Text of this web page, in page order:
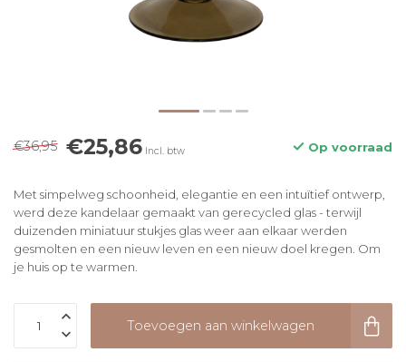
€36,95 €25,86 Incl. btw Op voorraad
Met simpelweg schoonheid, elegantie en een intuïtief ontwerp,
werd deze kandelaar gemaakt van gerecycled glas - terwijl
duizenden miniatuur stukjes glas weer aan elkaar werden
gesmolten en een nieuw leven en een nieuw doel kregen. Om
je huis op te warmen.
Toevoegen aan winkelwagen